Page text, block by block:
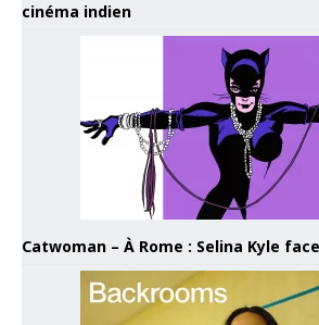
cinéma indien
Catwoman – À Rome : Selina Kyle